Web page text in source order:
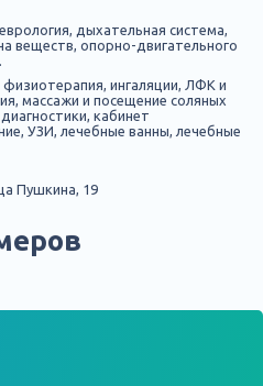
дыхательная система,
веществ, опорно-двигательного
ингаляции, ЛФК и
массажи и посещение соляных
кабинет
УЗИ, лечебные ванны, лечебные
Пушкина, 19